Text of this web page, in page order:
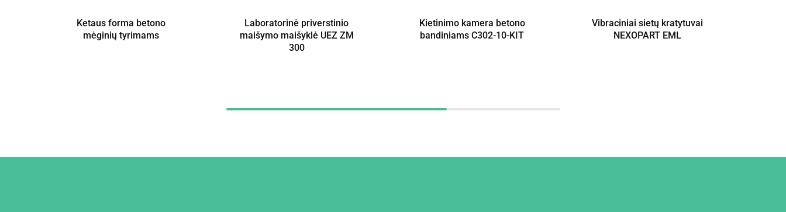
Ketaus forma betono
mėginių tyrimams
Laboratorinė priverstinio
maišymo maišyklė UEZ ZM
300
Kietinimo kamera betono
bandiniams C302-10-KIT
Vibraciniai sietų kratytuvai
NEXOPART EML